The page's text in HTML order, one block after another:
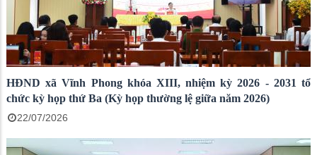
HĐND xã Vĩnh Phong khóa XIII, nhiệm kỳ 2026 - 2031 tổ
chức kỳ họp thứ Ba (Kỳ họp thường lệ giữa năm 2026)
22/07/2026